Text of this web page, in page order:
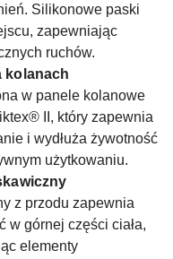
Silikonowe paski
zapewniając
ruchów.
kolanach
w panele kolanowe
II, który zapewnia
i wydłuża żywotność
użytkowaniu.
z przodu zapewnia
w górnej części ciała,
elementy